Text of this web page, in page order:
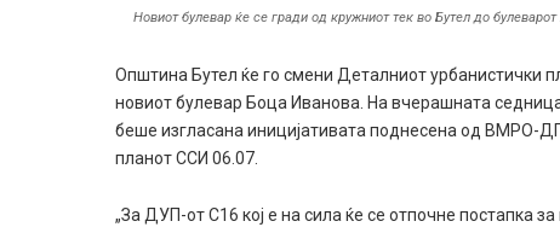
Новиот булевар ќе се гради од кружниот тек во Бутел до
Општина Бутел ќе го смени Деталниот урбанистички
новиот булевар Боца Иванова. На вчерашната
беше изгласана иницијативата поднесена од ВМРО-
планот ССИ 06.07.
„За ДУП-от С16 кој е на сила ќе се отпочне постапка